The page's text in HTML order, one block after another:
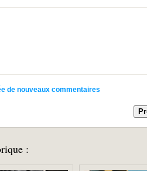
de nouveaux commentaires
: